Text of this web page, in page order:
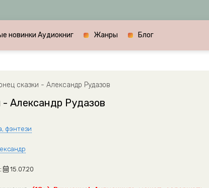
новинки Аудиокниг Жанры Блог
сказки - Александр Рудазов
- Александр Рудазов
фэнтези
15.07.20